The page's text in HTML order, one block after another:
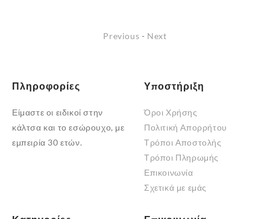
Previous - Next
Πληροφορίες
Είμαστε οι ειδικοί στην
κάλτσα και το εσώρουχο, με
εμπειρία 30 ετών.
Υποστήριξη
Όροι Χρήσης
Πολιτική Απορρήτου
Τρόποι Αποστολής
Τρόποι Πληρωμής
Επικοινωνία
Σχετικά με εμάς